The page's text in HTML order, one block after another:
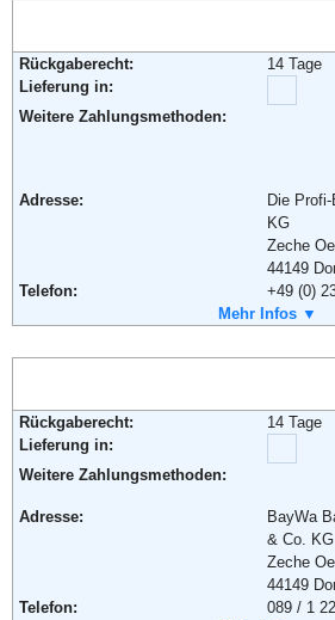
Adresse:
Fax:
+49 (0)
Weiterführende Informationen: AGB
Rückgaberecht:
14 Tage
Lieferung in:
Weitere Zahlungsmethoden:
Adresse:
Die
KG
Zeche
44149
Telefon:
+49 (0)
+49 (0)
Weiterführende Informationen:
AGB
Mehr Infos ▼
Rückgaberecht:
14 Tage
Lieferung in:
Weitere Zahlungsmethoden:
Adresse:
BayWa
& Co. KG
Zeche
44149
Telefon:
089 / 1